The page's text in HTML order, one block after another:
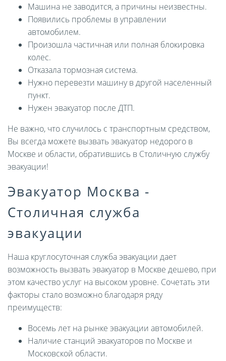
Машина не заводится, а причины неизвестны.
Появились проблемы в управлении
автомобилем.
Произошла частичная или полная блокировка
колес.
Отказала тормозная система.
Нужно перевезти машину в другой населенный
пункт.
Нужен эвакуатор после ДТП.
Не важно, что случилось с транспортным средством,
Вы всегда можете вызвать эвакуатор недорого в
Москве и области, обратившись в Столичную службу
эвакуации!
Эвакуатор Москва -
Столичная служба
эвакуации
Наша круглосуточная служба эвакуации дает
возможность вызвать эвакуатор в Москве дешево, при
этом качество услуг на высоком уровне. Сочетать эти
факторы стало возможно благодаря ряду
преимуществ:
Восемь лет на рынке эвакуации автомобилей.
Наличие станций эвакуаторов по Москве и
Московской области.